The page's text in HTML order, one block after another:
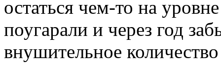
остаться чем-то на
поугарали и через год
внушительное